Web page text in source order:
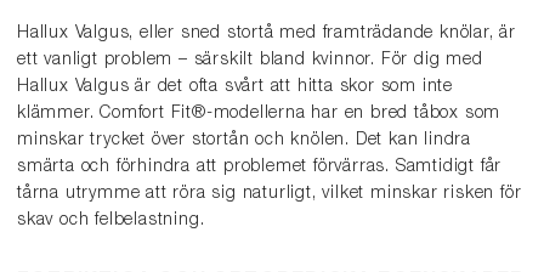
Hallux Valgus, eller sned stortå med framträdande knölar, är
ett vanligt problem – särskilt bland kvinnor. För dig med
Hallux Valgus är det ofta svårt att hitta skor som inte
klämmer. Comfort Fit®-modellerna har en bred tåbox som
minskar trycket över stortån och knölen. Det kan lindra
smärta och förhindra att problemet förvärras. Samtidigt får
tårna utrymme att röra sig naturligt, vilket minskar risken för
skav och felbelastning.